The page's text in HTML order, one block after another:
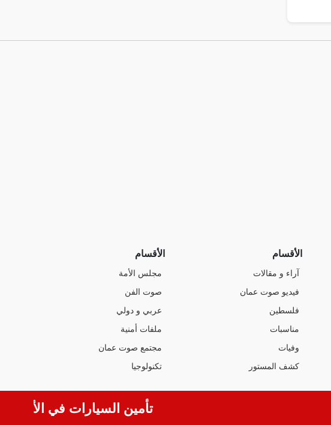
الأقسام
آراء و مقالات
فيديو صوت عمان
فلسطين
مناسبات
وفيات
كشف المستور
الأقسام
مجلس الأمة
صوت الفن
عربي و دولي
ملفات أمنية
مجتمع صوت عمان
تكنولوجيا
تأمين السيارات في الأردن..